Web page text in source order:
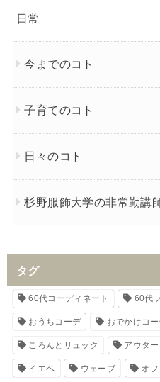
日常
今までのコト
子育てのコト
日々のコト
杉野服飾大学の非常勤講
タグ
60代コーディネート 60代
おうちコーデ おでかけコ
ころんとリュック アウター
イエベ ウェーブ オ